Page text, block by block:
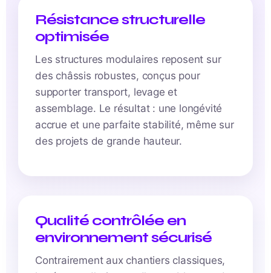
Résistance structurelle
optimisée
Les structures modulaires reposent sur
des châssis robustes, conçus pour
supporter transport, levage et
assemblage. Le résultat : une longévité
accrue et une parfaite stabilité, même sur
des projets de grande hauteur.
Qualité contrôlée en
environnement sécurisé
Contrairement aux chantiers classiques,